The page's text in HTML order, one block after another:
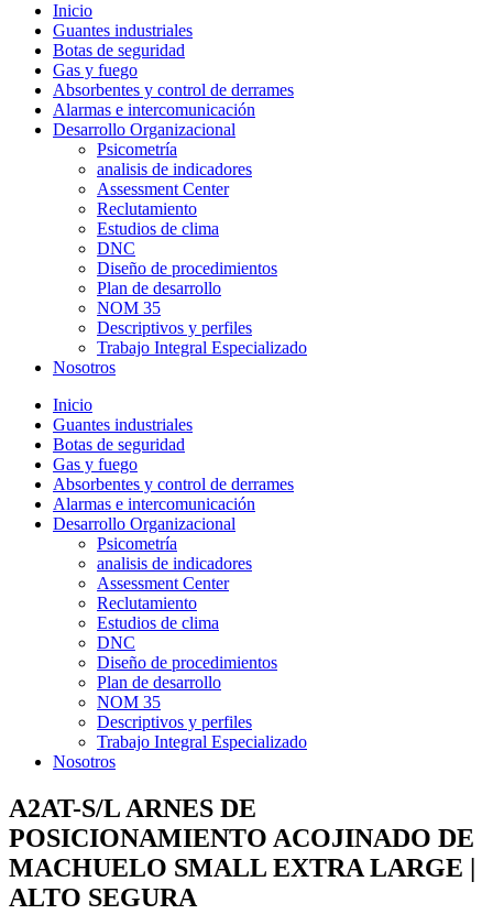
Inicio
Guantes industriales
Botas de seguridad
Gas y fuego
Absorbentes y control de derrames
Alarmas e intercomunicación
Desarrollo Organizacional
Psicometría
analisis de indicadores
Assessment Center
Reclutamiento
Estudios de clima
DNC
Diseño de procedimientos
Plan de desarrollo
NOM 35
Descriptivos y perfiles
Trabajo Integral Especializado
Nosotros
Inicio
Guantes industriales
Botas de seguridad
Gas y fuego
Absorbentes y control de derrames
Alarmas e intercomunicación
Desarrollo Organizacional
Psicometría
analisis de indicadores
Assessment Center
Reclutamiento
Estudios de clima
DNC
Diseño de procedimientos
Plan de desarrollo
NOM 35
Descriptivos y perfiles
Trabajo Integral Especializado
Nosotros
A2AT-S/L ARNES DE
POSICIONAMIENTO ACOJINADO DE
MACHUELO SMALL EXTRA LARGE |
ALTO SEGURA